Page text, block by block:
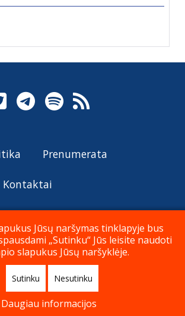
Prenumerata
Kontaktai
Katalikų Tradicija 2026
Į viršų
Jūsų naršymas tinklapyje bus
„Sutinku“ Jūs leisite naudoti
slapukus Jūsų naršyklėje.
Sutinku Nesutinku
Daugiau informacijos